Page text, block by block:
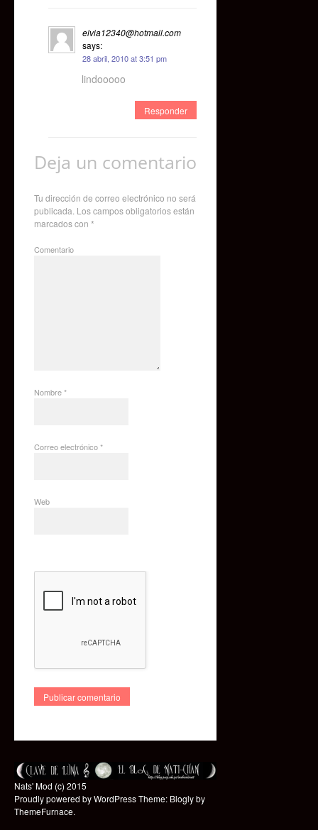
elvia12340@hotmail.com
says:
28 abril, 2010 at 3:51 pm
lindooooo
Responder
Deja un comentario
Tu dirección de correo electrónico no será
publicada. Los campos obligatorios están
marcados con *
Comentario
Nombre*
Correo electrónico*
Web
Nats' Mod (c) 2015
Proudly powered by WordPressTheme: Blogly by
ThemeFurnace.